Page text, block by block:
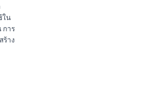
ใน
การ
ร้าง